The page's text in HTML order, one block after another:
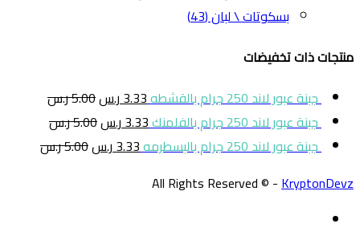
بسكوتات \ لبان(43)
منتجات ذات تخفيضات
جبنة عبور لاند 250 جرام بالقشطه
3.33ر.س5.00ر.س
جبنة عبور لاند 250 جرام بالفلمنك
3.33ر.س5.00ر.س
جبنة عبور لاند 250 جرام بالبسطرمه
3.33ر.س5.00ر.س
All Rights Reserved © -KryptonDevz